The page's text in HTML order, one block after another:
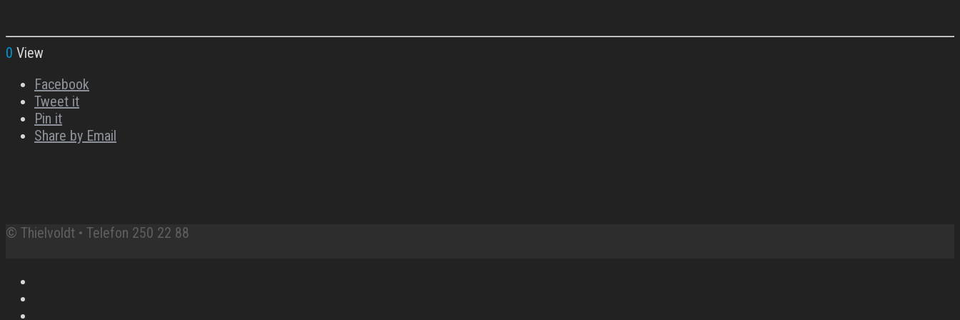
0 View
Facebook
Tweet it
Pin it
Share by Email
© Thielvoldt • Telefon 250 22 88